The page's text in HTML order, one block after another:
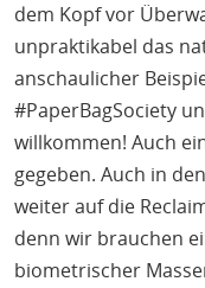
dem Kopf vor
unpraktikabel das
anschaulicher
#PaperBagSociety
willkommen! Auch
gegeben. Auch in
weiter auf die
denn wir brauchen
biometrischer